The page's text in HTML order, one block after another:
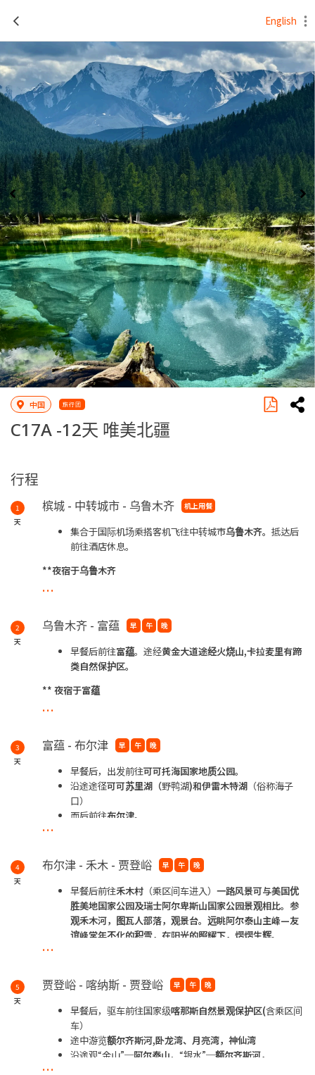
English
中国 旅行团
C17A -12天 唯美北疆
行程
1
天
槟城 - 中转城市 - 乌鲁木齐 机上用餐
集合于国际机场乘搭客机飞往中转城市乌鲁木齐。 抵达后
前往酒店休息。
**夜宿于乌鲁木齐
...
2
天
乌鲁木齐 - 富蕴 早 午 晚
早餐后前往富蕴。途经黄金大道途经火烧山,卡拉麦里有蹄
类自然保护区。
** 夜宿于富蕴
*黄金大道途经火烧山-- 因朝日获夕阳的映照在连绵起伏的山丘，
* 卡拉麦里有蹄类自然保护区-- 属国家保护的珍稀动物保护区,有
蒙新野驴、普氏野马、鹅喉羚、黄羊等。
...
3
天
富蕴 - 布尔津 早 午 晚
早餐后，出发前往可可托海国家地质公园。
沿途途径可可苏里湖（野鸭湖)和伊雷木特湖 （俗称海子
口）
而后前往布尔津。
*可可托海国家地质公园--地震断裂带遗迹,全长 176 公里，一般
...
4
天
布尔津 - 禾木 - 贾登峪 早 午 晚
早餐后前往禾木村 （乘区间车进入） 一路风景可与美国优
胜美地国家公园及瑞士阿尔卑斯山国家公园景观相比。参
观禾木河，图瓦人部落，观景台。远眺阿尔泰山主峰—友
谊峰常年不化的积雪，在阳光的照耀下，熠熠生辉。
...
5
天
贾登峪 - 喀纳斯 - 贾登峪 早 午 晚
早餐后，驱车前往国家级喀那斯自然景观保护区(含乘区间
车）
途中游览额尔齐斯河,卧龙湾、月亮湾，神仙湾
沿途观“金山”─阿尔泰山，“银水”─额尔齐斯河，
...